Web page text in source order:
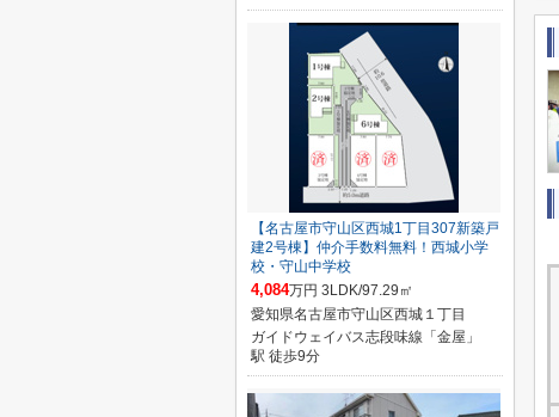
【名古屋市守山区西城1丁目307新築戸
建2号棟】仲介手数料無料！西城小学
校・守山中学校
4,084万円 3LDK/97.29㎡
愛知県名古屋市守山区西城１丁目
ガイドウェイバス志段味線「金屋」
駅 徒歩9分